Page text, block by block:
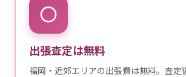
出張査定は無料
福岡・近郊エリアの出張費は無料。査定